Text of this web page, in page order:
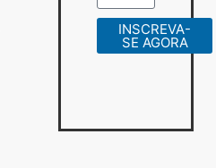
INSCREVA-
SE AGORA